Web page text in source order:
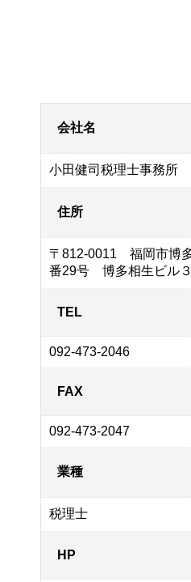
会社名
小田健司税理士事務所
住所
〒812-0011 福岡市博
番29号 博多相生ビル
TEL
092-473-2046
FAX
092-473-2047
業種
税理士
HP